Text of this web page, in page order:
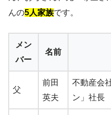
んの5人家族です。
メン
バー
名前
父
前田
英夫
不動産会
ン」社長